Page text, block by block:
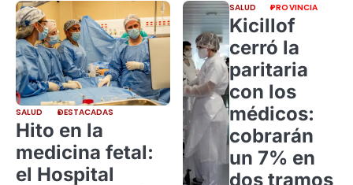
SALUD DESTACADAS
Hito en la
medicina fetal:
el Hospital
SALUD PROVINCIA
Kicillof
cerró la
paritaria
con los
médicos:
cobrarán
un 7% en
dos tramos